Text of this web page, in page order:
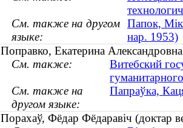
См. также на другом
языке:
Папок,
нар. 1953)
Поправко, Екатерина
См. также:
Витебский
См. также на
другом языке:
Папраўка,
Порахаў, Фёдар Фёдаравіч (доктар